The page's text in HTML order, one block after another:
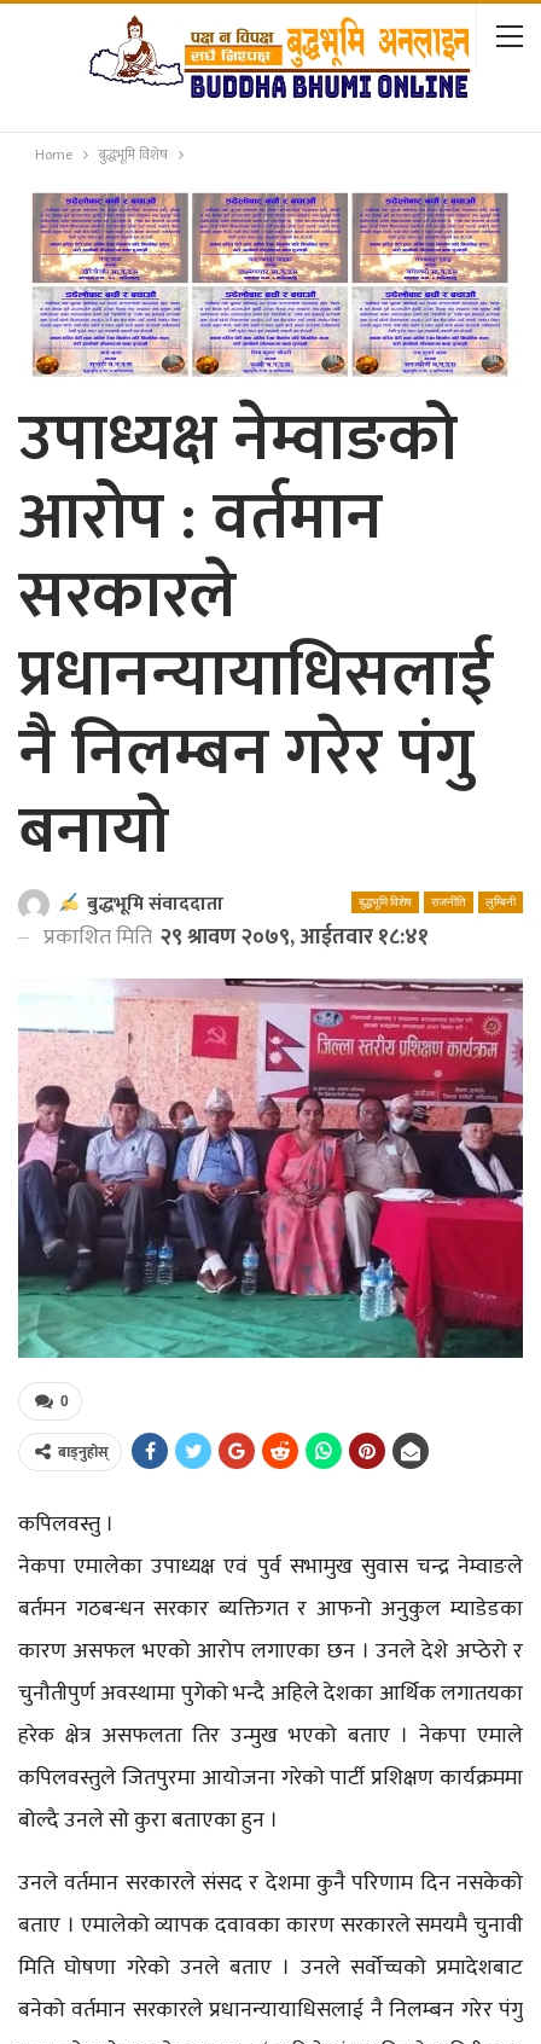
Home बुद्धभूमि विशेष
उपाध्यक्ष नेम्वाङको
आरोप : वर्तमान
सरकारले
प्रधानन्यायाधिसलाई
नै निलम्बन गरेर पंगु
बनायो
बुद्धभूमि विशेष राजनीति लुम्बिनी
बुद्धभूमि संवाददाता
प्रकाशित मिति २९ श्रावण २०७९, आईतवार १८:४१
0
बाड्नुहोस्
कपिलवस्तु ।
नेकपा एमालेका उपाध्यक्ष एवं पुर्व सभामुख सुवास चन्द्र नेम्वाङले
बर्तमन गठबन्धन सरकार ब्यक्तिगत र आफनो अनुकुल म्याडेडका
कारण असफल भएको आरोप लगाएका छन । उनले देशे अप्ठेरो र
चुनौतीपुर्ण अवस्थामा पुगेको भन्दै अहिले देशका आर्थिक लगातयका
हरेक क्षेत्र असफलता तिर उन्मुख भएको बताए । नेकपा एमाले
कपिलवस्तुले जितपुरमा आयोजना गरेको पार्टी प्रशिक्षण कार्यक्रममा
बोल्दै उनले सो कुरा बताएका हुन ।
उनले वर्तमान सरकारले संसद र देशमा कुनै परिणाम दिन नसकेको
बताए । एमालेको व्यापक दवावका कारण सरकारले समयमै चुनावी
मिति घोषणा गरेको उनले बताए । उनले सर्वोच्चको प्रमादेशबाट
बनेको वर्तमान सरकारले प्रधानन्यायाधिसलाई नै निलम्बन गरेर पंगु